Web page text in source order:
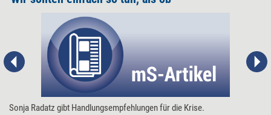
Sonja Radatz gibt Handlungsempfehlungen für die Krise.